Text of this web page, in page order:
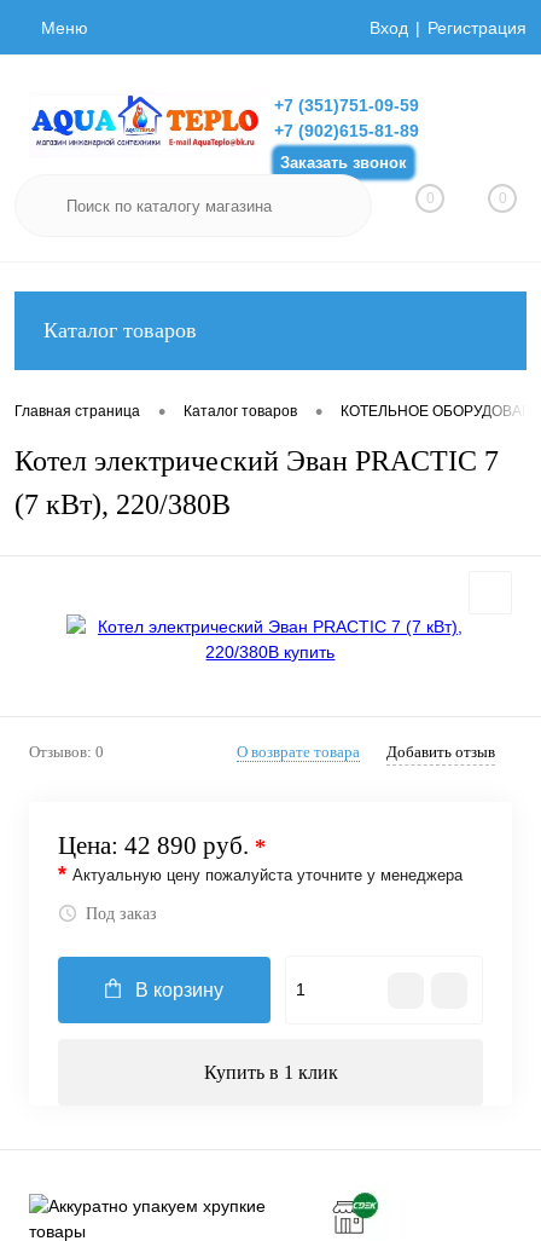
Меню Вход Регистрация
+7 (351)751-09-59
+7 (902)615-81-89
Заказать звонок
0 0
Каталог товаров
Главная страница • Каталог товаров • КОТЕЛЬНОЕ
Котел электрический Эван PRACTIC 7
(7 кВт), 220/380В
Отзывов: 0 О возврате товара Добавить отзыв
Цена: 42 890 руб. *
* Актуальную цену пожалуйста уточните у менеджера
Под заказ
В корзину
Купить в 1 клик